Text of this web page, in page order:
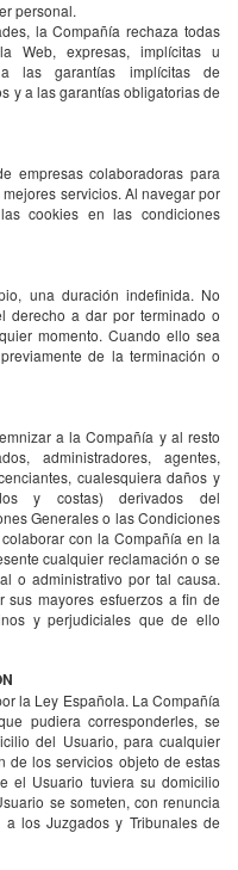
personal.
la Compañía rechaza todas
Web, expresas, implícitas u
las garantías implícitas de
y a las garantías obligatorias de
empresas colaboradoras para
servicios. Al navegar por
cookies en las condiciones
una duración indefinida. No
derecho a dar por terminado o
momento. Cuando ello sea
de la terminación o
a la Compañía y al resto
administradores, agentes,
cualesquiera daños y
y costas) derivados del
Generales o las Condiciones
con la Compañía en la
cualquier reclamación o se
o administrativo por tal causa.
sus mayores esfuerzos a fin de
y perjudiciales que de ello
la Ley Española. La Compañía
pudiera corresponderles, se
del Usuario, para cualquier
de los servicios objeto de estas
el Usuario tuviera su domicilio
se someten, con renuncia
los Juzgados y Tribunales de